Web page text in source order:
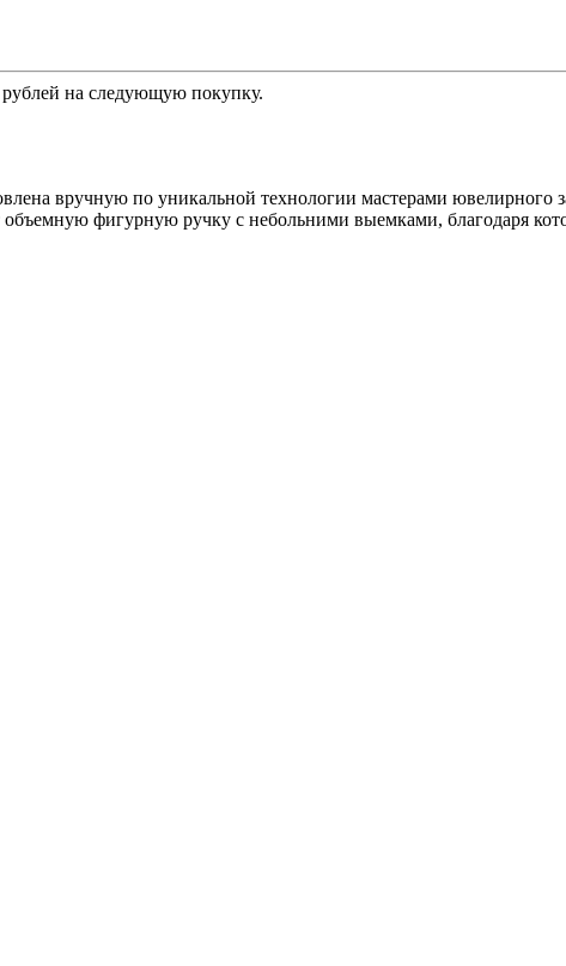
на следующую покупку.
вручную по уникальной технологии мастерами
фигурную ручку с небольними выемками, благодаря